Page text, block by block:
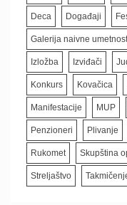
Deca Događaji
Galerija naivne
Izložba Izviđači
Konkurs Kovačica
Manifestacije MUP
Penzioneri Plivanje
Rukomet Skupština
Streljaštvo